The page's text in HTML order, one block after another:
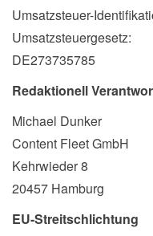
Umsatzsteuer-
Umsatzsteuergesetz:
DE273735785
Redaktionell
Michael Dunker
Content Fleet GmbH
Kehrwieder 8
20457 Hamburg
EU-Streitschlichtung